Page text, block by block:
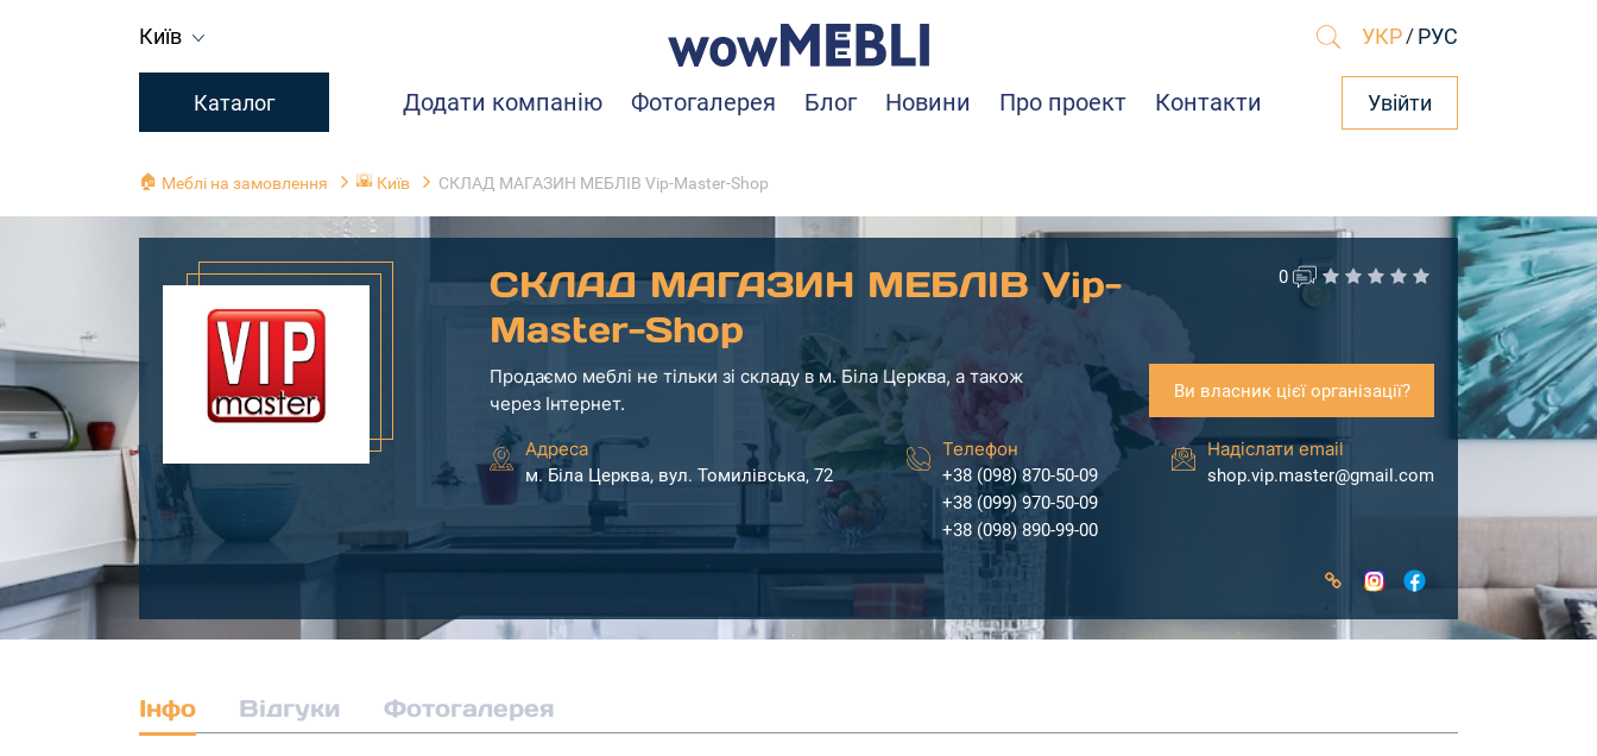
Київ УКР / РУС
Каталог Додати компанію Фотогалерея Блог Новини Про проект Контакти Увійти
🏠 Меблі на замовлення 🌇 Київ СКЛАД МАГАЗИН МЕБЛІВ Vip-Master-Shop
СКЛАД МАГАЗИН МЕБЛІВ Vip-
Master-Shop
Продаємо меблі не тільки зі складу в м. Біла Церква, а також
через Інтернет.
0
Ви власник цієї організації?
Адреса
м. Біла Церква, вул. Томилівська, 72
Телефон
+38 (098) 870-50-09
+38 (099) 970-50-09
+38 (098) 890-99-00
Надіслати email
shop.vip.master@gmail.com
Інфо Відгуки Фотогалерея